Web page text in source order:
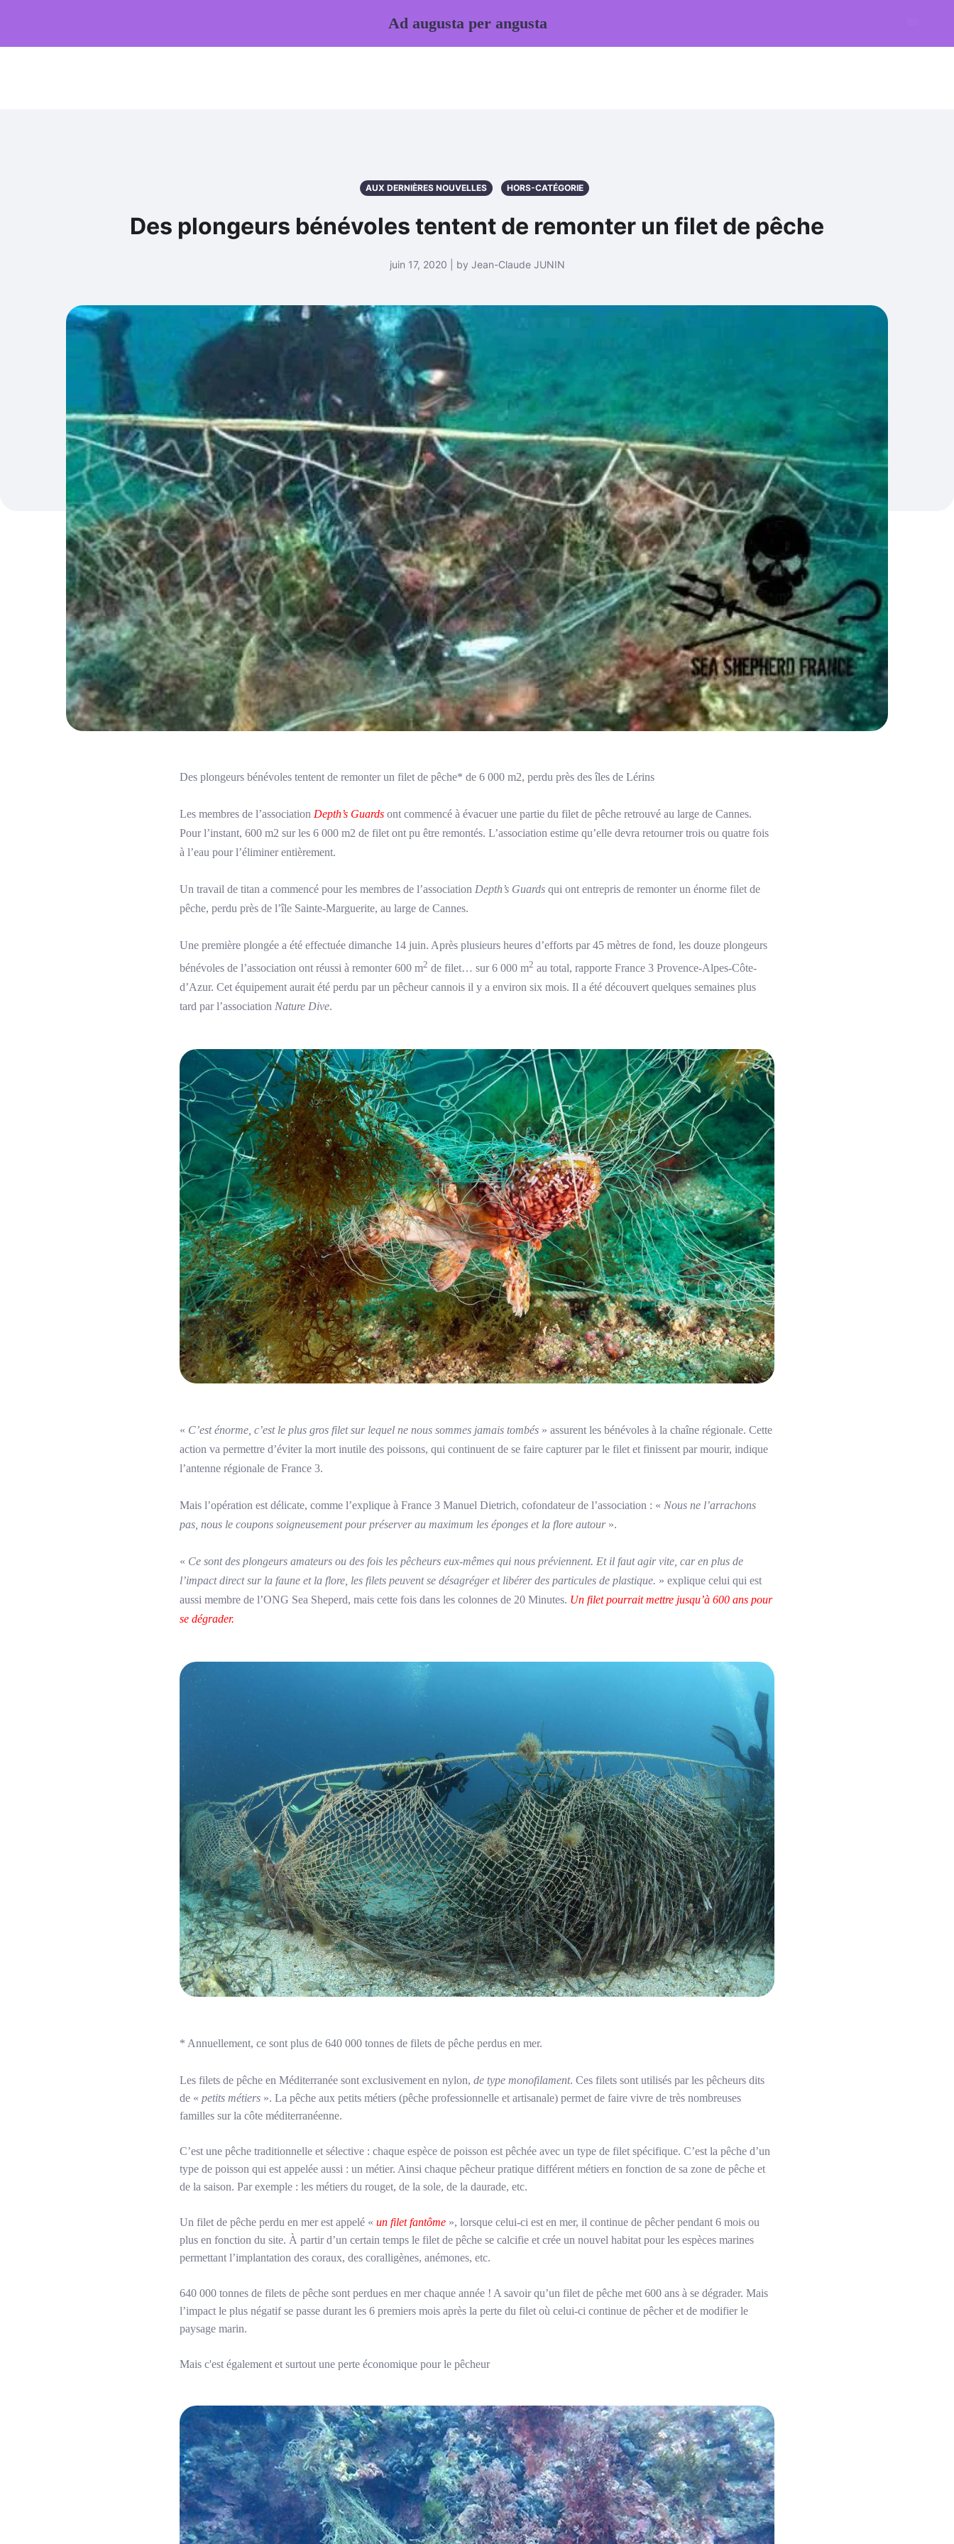
AUX DERNIÈRES NOUVELLES HORS-CATÉGORIE
Des plongeurs bénévoles tentent de remonter un filet de pêche
juin 17, 2020 | by Jean-Claude JUNIN
Des plongeurs bénévoles tentent de remonter un filet de pêche* de 6 000 m2, perdu près des îles de Lérins
Les membres de l’association Depth’s Guards ont commencé à évacuer une partie du filet de pêche retrouvé au large de Cannes.
Pour l’instant, 600 m2 sur les 6 000 m2 de filet ont pu être remontés. L’association estime qu’elle devra retourner trois ou quatre fois
à l’eau pour l’éliminer entièrement.
Un travail de titan a commencé pour les membres de l’association Depth’s Guards qui ont entrepris de remonter un énorme filet de
pêche, perdu près de l’île Sainte-Marguerite, au large de Cannes.
Une première plongée a été effectuée dimanche 14 juin. Après plusieurs heures d’efforts par 45 mètres de fond, les douze plongeurs
bénévoles de l’association ont réussi à remonter 600 m2 de filet… sur 6 000 m2 au total, rapporte France 3 Provence-Alpes-Côte-
d’Azur. Cet équipement aurait été perdu par un pêcheur cannois il y a environ six mois. Il a été découvert quelques semaines plus
tard par l’association Nature Dive.
« C’est énorme, c’est le plus gros filet sur lequel ne nous sommes jamais tombés » assurent les bénévoles à la chaîne régionale. Cette
action va permettre d’éviter la mort inutile des poissons, qui continuent de se faire capturer par le filet et finissent par mourir, indique
l’antenne régionale de France 3.
Mais l’opération est délicate, comme l’explique à France 3 Manuel Dietrich, cofondateur de l’association : « Nous ne l’arrachons
pas, nous le coupons soigneusement pour préserver au maximum les éponges et la flore autour».
« Ce sont des plongeurs amateurs ou des fois les pêcheurs eux-mêmes qui nous préviennent. Et il faut agir vite, car en plus de
l’impact direct sur la faune et la flore, les filets peuvent se désagréger et libérer des particules de plastique. » explique celui qui est
aussi membre de l’ONG Sea Sheperd, mais cette fois dans les colonnes de 20 Minutes. Un filet pourrait mettre jusqu’à 600 ans pour
se dégrader.
* Annuellement, ce sont plus de 640 000 tonnes de filets de pêche perdus en mer.
Les filets de pêche en Méditerranée sont exclusivement en nylon, de type monofilament. Ces filets sont utilisés par les pêcheurs dits
de « petits métiers ». La pêche aux petits métiers (pêche professionnelle et artisanale) permet de faire vivre de très nombreuses
familles sur la côte méditerranéenne.
C’est une pêche traditionnelle et sélective : chaque espèce de poisson est pêchée avec un type de filet spécifique. C’est la pêche d’un
type de poisson qui est appelée aussi : un métier. Ainsi chaque pêcheur pratique différent métiers en fonction de sa zone de pêche et
de la saison. Par exemple : les métiers du rouget, de la sole, de la daurade, etc.
Un filet de pêche perdu en mer est appelé « un filet fantôme », lorsque celui-ci est en mer, il continue de pêcher pendant 6 mois ou
plus en fonction du site. À partir d’un certain temps le filet de pêche se calcifie et crée un nouvel habitat pour les espèces marines
permettant l’implantation des coraux, des coralligènes, anémones, etc.
640 000 tonnes de filets de pêche sont perdues en mer chaque année ! A savoir qu’un filet de pêche met 600 ans à se dégrader. Mais
l’impact le plus négatif se passe durant les 6 premiers mois après la perte du filet où celui-ci continue de pêcher et de modifier le
paysage marin.
Mais c'est également et surtout une perte économique pour le pêcheur
Ad augusta per angusta